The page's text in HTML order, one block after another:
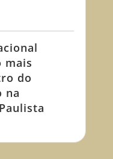
mais
do
na